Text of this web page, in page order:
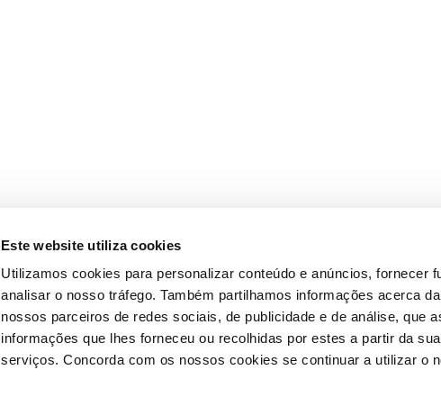
Este website utiliza cookies
Utilizamos cookies para personalizar conteúdo e anúncios, fornecer
analisar o nosso tráfego. Também partilhamos informações acerca
nossos parceiros de redes sociais, de publicidade e de análise, que
informações que lhes forneceu ou recolhidas por estes a partir da
serviços. Concorda com os nossos cookies se continuar a utilizar o